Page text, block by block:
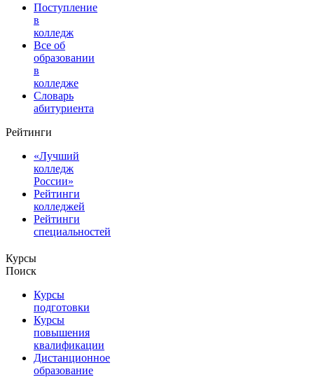
Поступление
в
колледж
Все об
образовании
в
колледже
Словарь
абитуриента
Рейтинги
«Лучший
колледж
России»
Рейтинги
колледжей
Рейтинги
специальностей
Курсы
Поиск
Курсы
подготовки
Курсы
повышения
квалификации
Дистанционное
образование